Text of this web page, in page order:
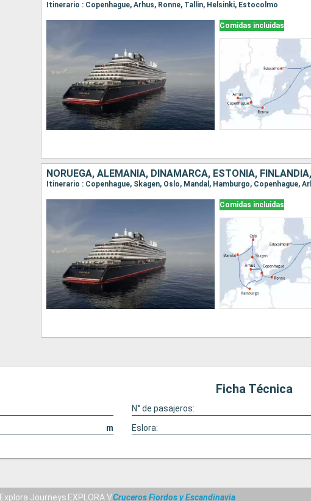
Itinerario : Copenhague, Arhus, Ronne, Tallin, Helsinki, Estocolmo
Comidas incluidas
NORUEGA, ALEMANIA, DINAMARCA, ESTONIA,
Comidas incluidas
Ficha Técnica
N° de pasajeros:
m Eslora:
Explora Journeys EXPLORA VCruceros Fiordos y Escandinavia